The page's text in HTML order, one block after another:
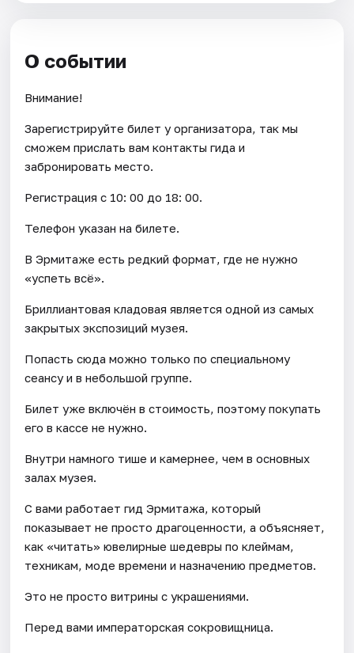
О событии
Внимание!
Зарегистрируйте билет у организатора, так мы
сможем прислать вам контакты гида и
забронировать место.
Регистрация с 10: 00 до 18: 00.
Телефон указан на билете.
В Эрмитаже есть редкий формат, где не нужно
«успеть всё».
Бриллиантовая кладовая является одной из самых
закрытых экспозиций музея.
Попасть сюда можно только по специальному
сеансу и в небольшой группе.
Билет уже включён в стоимость, поэтому покупать
его в кассе не нужно.
Внутри намного тише и камернее, чем в основных
залах музея.
С вами работает гид Эрмитажа, который
показывает не просто драгоценности, а объясняет,
как «читать» ювелирные шедевры по клеймам,
техникам, моде времени и назначению предметов.
Это не просто витрины с украшениями.
Перед вами императорская сокровищница.